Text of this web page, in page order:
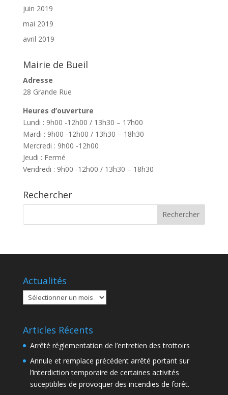
juin 2019
mai 2019
avril 2019
Mairie de Bueil
Adresse
28 Grande Rue
Heures d’ouverture
Lundi : 9h00 -12h00 / 13h30 – 17h00
Mardi : 9h00 -12h00 / 13h30 – 18h30
Mercredi : 9h00 -12h00
Jeudi : Fermé
Vendredi : 9h00 -12h00 / 13h30 – 18h30
Rechercher
Actualités
Actualités
Articles Récents
Arrêté réglementation de l’entretien des trottoirs
Annule et remplace précédent arrêté portant sur
l’interdiction temporaire de certaines activités
suceptibles de provoquer des incendies de forêt.